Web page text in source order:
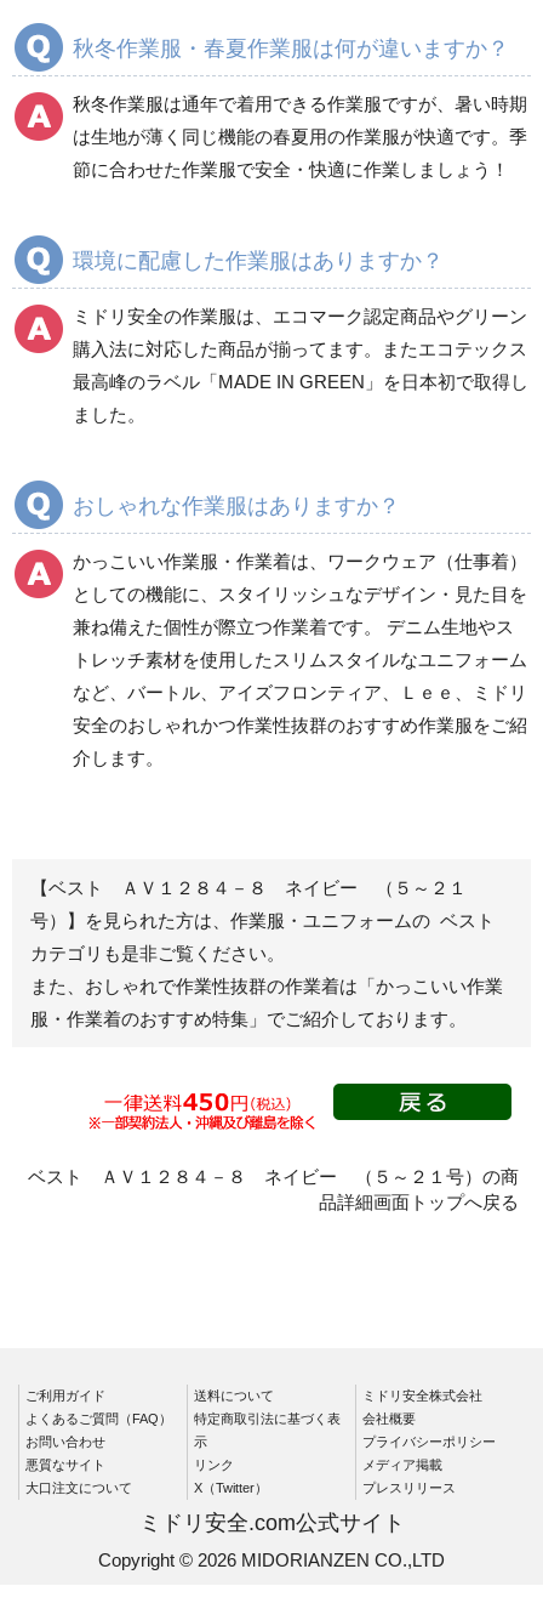
秋冬長袖
食品産業用長袖
食品産業用半袖
秋冬長袖
ワークパンツ
春夏ワークパンツ作業
ズボン
秋冬ワークパンツ作業
ズボン
ツ
クリーンウェアワーク
パンツ
カーゴパンツ
春夏カーゴパンツ作業
ズボン
ズボン
レディース作業着
ブルゾン
ジャンパー
秋冬長袖
春夏半袖
スモック
秋冬長袖
クリーンウェ
ワークパンツ
春夏
食品産業用
クリーンウェ
シャツ
秋冬作業服・春夏作業服は何が違いますか？
秋冬作業服は通年で着用できる作業服ですが、暑い時期
は生地が薄く同じ機能の春夏用の作業服が快適です。季
節に合わせた作業服で安全・快適に作業しましょう！
環境に配慮した作業服はありますか？
ミドリ安全の作業服は、エコマーク認定商品やグリーン
購入法に対応した商品が揃ってます。またエコテックス
最高峰のラベル「MADE IN GREEN」を日本初で取得し
ました。
おしゃれな作業服はありますか？
かっこいい作業服・作業着は、ワークウェア（仕事着）
としての機能に、スタイリッシュなデザイン・見た目を
兼ね備えた個性が際立つ作業着です。 デニム生地やス
トレッチ素材を使用したスリムスタイルなユニフォーム
など、バートル、アイズフロンティア、Ｌｅｅ、ミドリ
安全のおしゃれかつ作業性抜群のおすすめ作業服をご紹
介します。
【ベスト ＡＶ１２８４－８ ネイビー （５～２１
号）】を見られた方は、作業服・ユニフォームの ベスト
カテゴリも是非ご覧ください。
また、おしゃれで作業性抜群の作業着は 「かっこいい作業
服・作業着のおすすめ特集」 でご紹介しております。
ベスト ＡＶ１２８４－８ ネイビー （５～２１号）の商
品詳細画面トップへ戻る
ご利用ガイド
よくあるご質問（FAQ）
お問い合わせ
悪質なサイト
大口注文について
送料について
特定商取引法に基づく表
示
リンク
X（Twitter）
ミドリ安全株式会社
会社概要
プライバシーポリシー
メディア掲載
プレスリリース
ミドリ安全.com公式サイト
Copyright © 2026 MIDORIANZEN CO.,LTD